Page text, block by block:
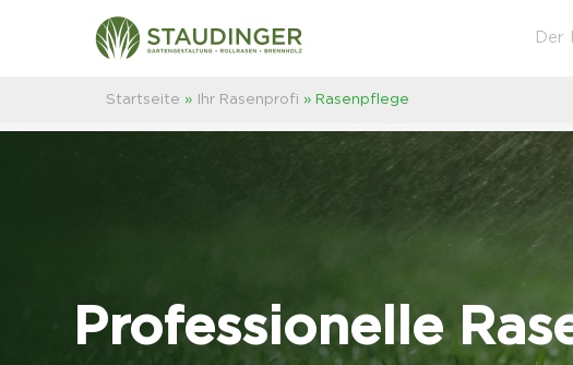
Der
Startseite » Ihr Rasenprofi » Rasenpflege
Professionelle